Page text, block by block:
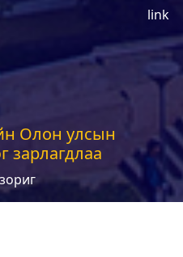
link
Олон улсын
зарлагдлаа